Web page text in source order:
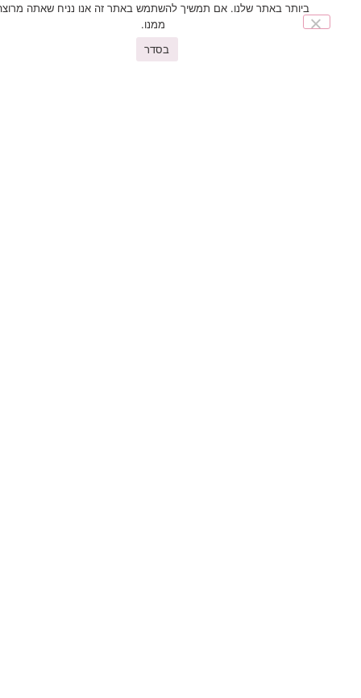
ביותר באתר שלנו. אם תמשיך להשתמש באתר זה אנו נניח שאתה מרוצה
ממנו.
בסדר